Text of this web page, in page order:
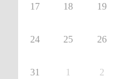
17 18 19
24 25 26
31 1 2